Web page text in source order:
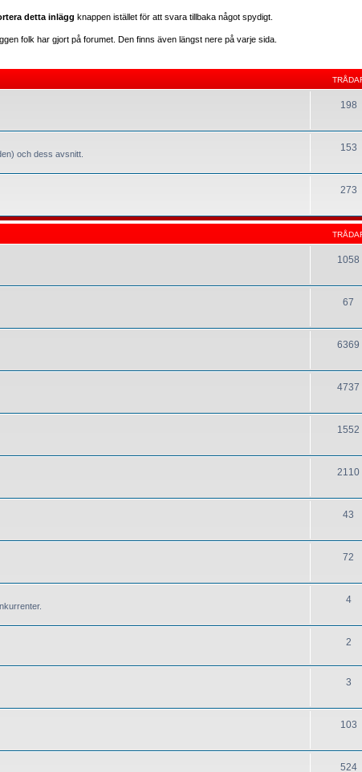
detta inlägg knappen istället för att svara tillbaka något spydigt.
folk har gjort på forumet. Den finns även längst nere på varje sida.
198
och dess avsnitt.
153
273
1058
67
6369
4737
1552
2110
43
72
4
2
3
103
524